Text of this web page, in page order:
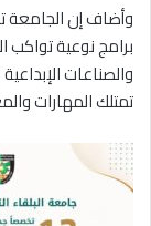
وأضاف إن الجامعة
برامج نوعية تواكب
والصناعات
تمتلك المهارات